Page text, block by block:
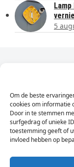
Om de beste
cookies om informatie
Door in te stemmen
surfgedrag of unieke
toestemming geeft of
invloed hebben op
5
Dagelijks
Vul
hier
je
e-
mailadres
in